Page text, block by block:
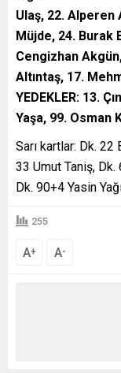
Ulaş, 22. Alperen
Müjde, 24. Burak
Cengizhan
Altıntaş, 17.
YEDEKLER: 13.
Yaşa, 99. Osman
Sarı kartlar: Dk. 22
33 Umut Taniş,
Dk. 90+4 Yasin
255
A+ A-